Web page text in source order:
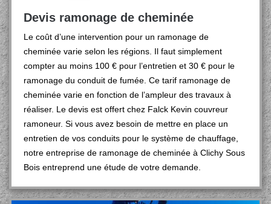
Devis ramonage de cheminée
Le coût d’une intervention pour un ramonage de
cheminée varie selon les régions. Il faut simplement
compter au moins 100 € pour l’entretien et 30 € pour le
ramonage du conduit de fumée. Ce tarif ramonage de
cheminée varie en fonction de l’ampleur des travaux à
réaliser. Le devis est offert chez Falck Kevin couvreur
ramoneur. Si vous avez besoin de mettre en place un
entretien de vos conduits pour le système de chauffage,
notre entreprise de ramonage de cheminée à Clichy Sous
Bois entreprend une étude de votre demande.